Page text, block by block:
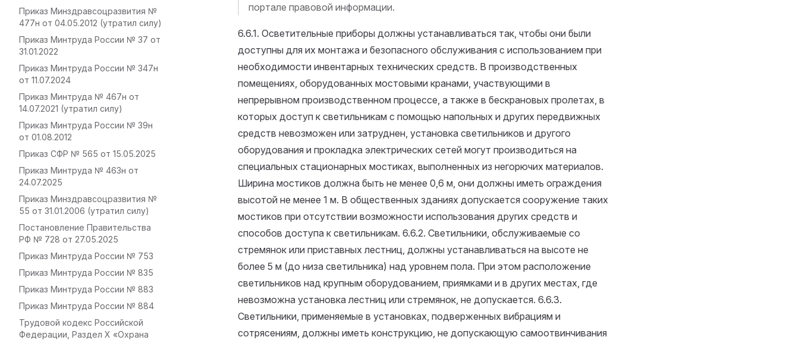
Приказ Минздравсоцразвития №
477н от 04.05.2012 (утратил силу)
Приказ Минтруда России № 37 от
31.01.2022
Приказ Минтруда России № 347н
от 11.07.2024
Приказ Минтруда № 467н от
14.07.2021 (утратил силу)
Приказ Минтруда России № 39н
от 01.08.2012
Приказ СФР № 565 от 15.05.2025
Приказ Минтруда № 463н от
24.07.2025
Приказ Минздравсоцразвития №
55 от 31.01.2006 (утратил силу)
Постановление Правительства
РФ № 728 от 27.05.2025
Приказ Минтруда России № 753
Приказ Минтруда России № 835
Приказ Минтруда России № 883
Приказ Минтруда России № 884
Трудовой кодекс Российской
Федерации, Раздел X «Охрана
портале правовой информации.
6.6.1. Осветительные приборы должны устанавливаться так, чтобы они были
доступны для их монтажа и безопасного обслуживания с использованием при
необходимости инвентарных технических средств. В производственных
помещениях, оборудованных мостовыми кранами, участвующими в
непрерывном производственном процессе, а также в бескрановых пролетах, в
которых доступ к светильникам с помощью напольных и других передвижных
средств невозможен или затруднен, установка светильников и другого
оборудования и прокладка электрических сетей могут производиться на
специальных стационарных мостиках, выполненных из негорючих материалов.
Ширина мостиков должна быть не менее 0,6 м, они должны иметь ограждения
высотой не менее 1 м. В общественных зданиях допускается сооружение таких
мостиков при отсутствии возможности использования других средств и
способов доступа к светильникам. 6.6.2. Светильники, обслуживаемые со
стремянок или приставных лестниц, должны устанавливаться на высоте не
более 5 м (до низа светильника) над уровнем пола. При этом расположение
светильников над крупным оборудованием, приямками и в других местах, где
невозможна установка лестниц или стремянок, не допускается. 6.6.3.
Светильники, применяемые в установках, подверженных вибрациям и
сотрясениям, должны иметь конструкцию, не допускающую самоотвинчивания